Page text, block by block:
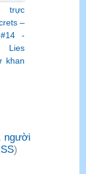
trực
–
-
khan
người
)